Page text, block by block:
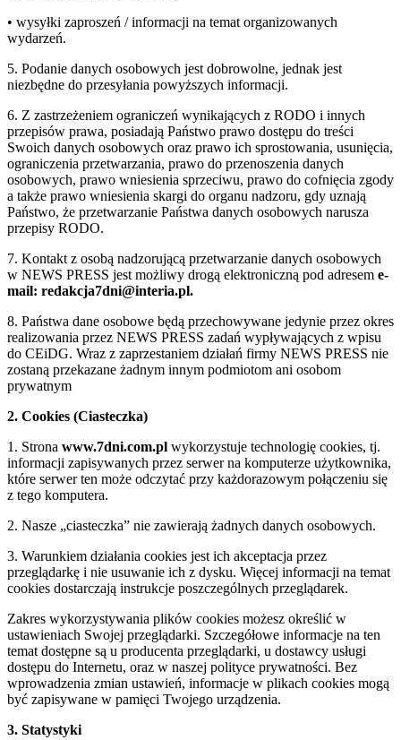
• wysyłki zaproszeń / informacji na temat organizowanych
wydarzeń.
5. Podanie danych osobowych jest dobrowolne, jednak jest
niezbędne do przesyłania powyższych informacji.
6. Z zastrzeżeniem ograniczeń wynikających z RODO i innych
przepisów prawa, posiadają Państwo prawo dostępu do treści
Swoich danych osobowych oraz prawo ich sprostowania, usunięcia,
ograniczenia przetwarzania, prawo do przenoszenia danych
osobowych, prawo wniesienia sprzeciwu, prawo do cofnięcia zgody
a także prawo wniesienia skargi do organu nadzoru, gdy uznają
Państwo, że przetwarzanie Państwa danych osobowych narusza
przepisy RODO.
7. Kontakt z osobą nadzorującą przetwarzanie danych osobowych
w NEWS PRESS jest możliwy drogą elektroniczną pod adresem e-
mail: redakcja7dni@interia.pl.
8. Państwa dane osobowe będą przechowywane jedynie przez okres
realizowania przez NEWS PRESS zadań wypływających z wpisu
do CEiDG. Wraz z zaprzestaniem działań firmy NEWS PRESS nie
zostaną przekazane żadnym innym podmiotom ani osobom
prywatnym
2. Cookies (Ciasteczka)
1. Strona www.7dni.com.pl wykorzystuje technologię cookies, tj.
informacji zapisywanych przez serwer na komputerze użytkownika,
które serwer ten może odczytać przy każdorazowym połączeniu się
z tego komputera.
2. Nasze „ciasteczka” nie zawierają żadnych danych osobowych.
3. Warunkiem działania cookies jest ich akceptacja przez
przeglądarkę i nie usuwanie ich z dysku. Więcej informacji na temat
cookies dostarczają instrukcje poszczególnych przeglądarek.
Zakres wykorzystywania plików cookies możesz określić w
ustawieniach Swojej przeglądarki. Szczegółowe informacje na ten
temat dostępne są u producenta przeglądarki, u dostawcy usługi
dostępu do Internetu, oraz w naszej polityce prywatności. Bez
wprowadzenia zmian ustawień, informacje w plikach cookies mogą
być zapisywane w pamięci Twojego urządzenia.
3. Statystyki